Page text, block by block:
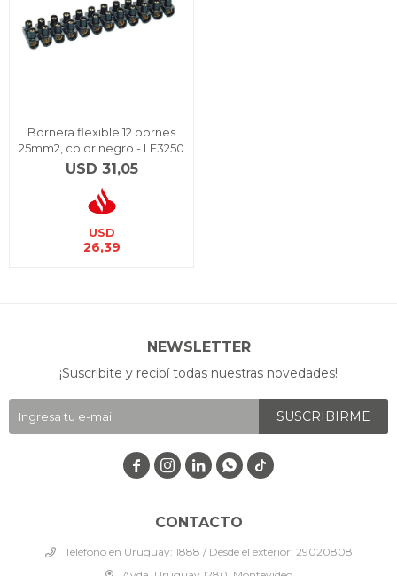
Bornera flexible 12 bornes
25mm2, color negro - LF3250
USD 31,05
USD
26,39
CONTACTO
Teléfono en Uruguay: 1888 / Desde el exterior: 29020808
NEWSLETTER
¡Suscribite y recibí todas nuestras novedades!
SUSCRIBIRME
   